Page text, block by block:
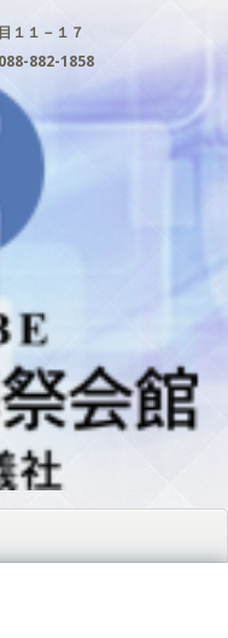
１１－１７
882-1858